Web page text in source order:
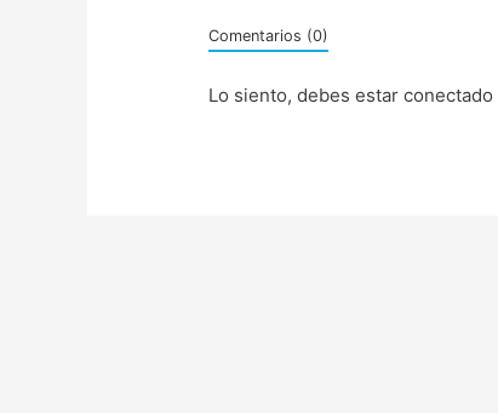
Comentarios (0)
Lo siento, debes estarconectado